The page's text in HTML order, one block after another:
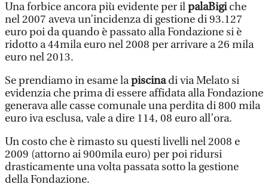
Una forbice ancora più evidente per ilpalaBigiche
nel 2007 aveva un’incidenza di gestione di 93.127
euro poi da quando è passato alla Fondazione si è
ridotto a 44mila euro nel 2008 per arrivare a 26 mila
euro nel 2013.
Se prendiamo in esame lapiscinadi via Melato si
evidenzia che prima di essere affidata alla Fondazione
generava alle casse comunale una perdita di 800 mila
euro iva esclusa, vale a dire 114, 08 euro all’ora.
Un costo che è rimasto su questi livelli nel 2008 e
2009 (attorno ai 900mila euro) per poi ridursi
drasticamente una volta passata sotto la gestione
della Fondazione.